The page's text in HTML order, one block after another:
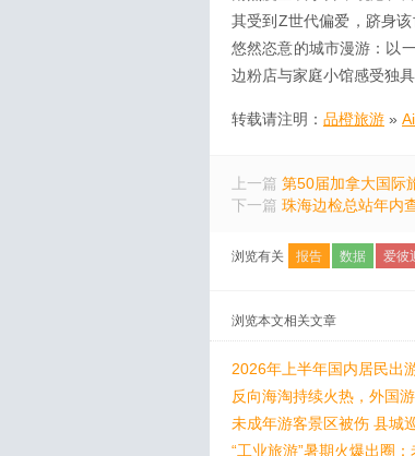
其受到Z世代偏爱，跻身
悠然恣意的城市漫游：以
边粉店与家庭小馆感受独
转载请注明： 品橙旅游 »
上一篇 第50届加拿大国际
下一篇 珠海边检总站年内
浏览有关 报告 数据 爱彼
浏览本文相关文章
2026年上半年国内居民出
反向海淘持续火热，外国
未成年游客景区被伤 县城
“工业旅游”暑期火爆出圈